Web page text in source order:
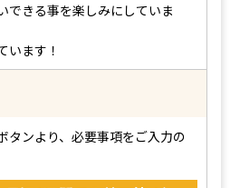
できる事を楽しみにしていま
います！
タンより、必要事項をご入力の